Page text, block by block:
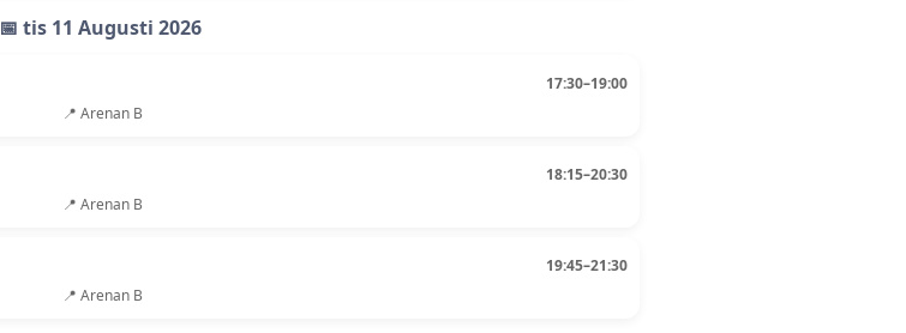
📅 tis 11 Augusti 2026
17:30–19:00
📍 Arenan B
18:15–20:30
📍 Arenan B
19:45–21:30
📍 Arenan B